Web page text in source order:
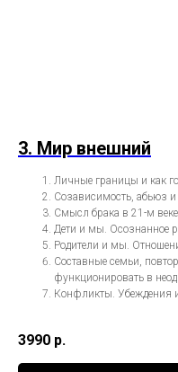
3. Мир внешний
Личные границы и как
Созависимость, абьюз и
Смысл брака в 21-м веке.
Дети и мы. Осознанное
Родители и мы.
Составные семьи,
функционировать в
Конфликты. Убеждения и
3990 р.